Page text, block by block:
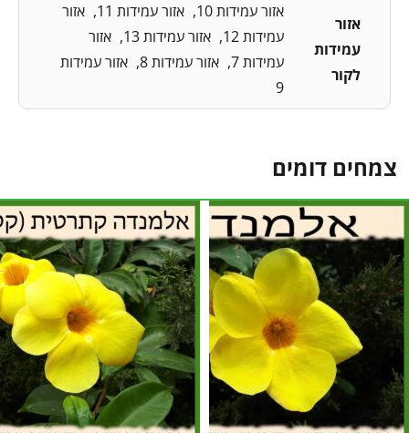
אזור
עמידות
לקור
אזור עמידות 10 אזור עמידות 11
אזור
עמידות 12
אזור עמידות 13
אזור
עמידות 7
אזור עמידות 8
אזור עמידות
9
צמחים דומים